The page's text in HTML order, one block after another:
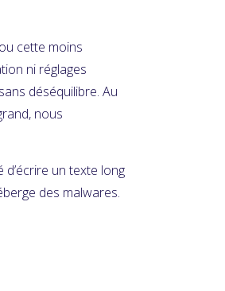
cette moins
ni réglages
déséquilibre. Au
nous
d’écrire un texte long
des malwares.